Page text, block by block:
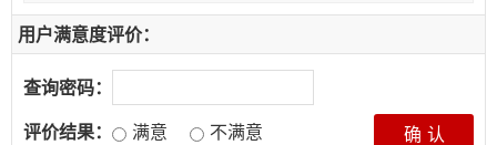
用户满意度评价：
查询密码：
评价结果：
满意 不满意